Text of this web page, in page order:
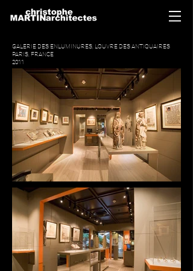
GALERIE DES ENLUMINURES, LOUVRE DES ANTIQUAIRES
PARIS, FRANCE
2011